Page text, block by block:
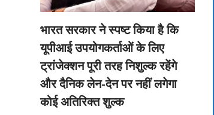
भारत सरकार ने स्पष्ट किया है कि
यूपीआई उपयोगकर्ताओं के लिए
ट्रांजेक्शन पूरी तरह निशुल्क रहेंगे
और दैनिक लेन-देन पर नहीं लगेगा
कोई अतिरिक्त शुल्क